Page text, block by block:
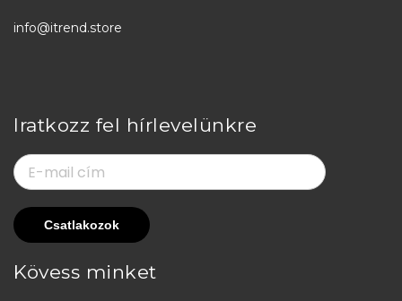
info@itrend.store
Iratkozz fel hírlevelünkre
Kövess minket